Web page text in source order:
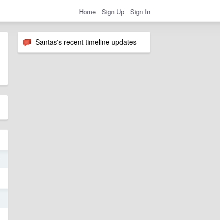
Home Sign Up Sign In
Santas's recent timeline updates